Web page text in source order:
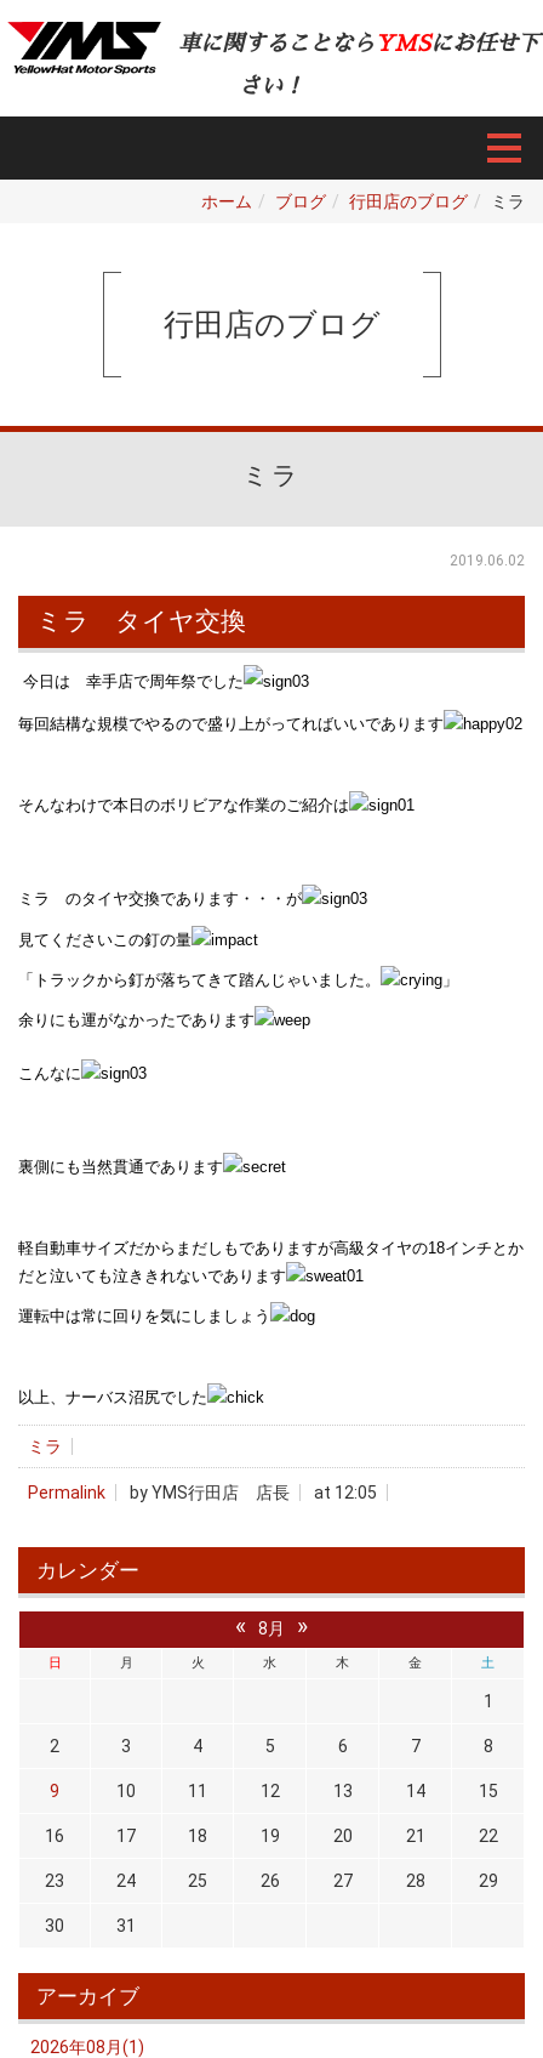
車に関することなら YMSにお任せ下
さい！
ホーム ブログ 行田店のブログ ミラ
行田店のブログ
ミラ
2019.06.02
ミラ タイヤ交換
今日は 幸手店で周年祭でした
毎回結構な規模でやるので盛り上がってればいいであります
そんなわけで本日のボリビアな作業のご紹介は
ミラ のタイヤ交換であります・・・が
見てくださいこの釘の量
「トラックから釘が落ちてきて踏んじゃいました。 」
余りにも運がなかったであります
こんなに
裏側にも当然貫通であります
軽自動車サイズだからまだしもでありますが高級タイヤの18インチとか
だと泣いても泣ききれないであります
運転中は常に回りを気にしましょう
以上、ナーバス沼尻でした
ミラ
Permalink by YMS行田店 店長 at 12:05
カレンダー
« 8月 »
日 月 火 水 木 金 土
1
2 3 4 5 6 7 8
9 10 11 12 13 14 15
16 17 18 19 20 21 22
23 24 25 26 27 28 29
30 31
アーカイブ
2026年08月(1)